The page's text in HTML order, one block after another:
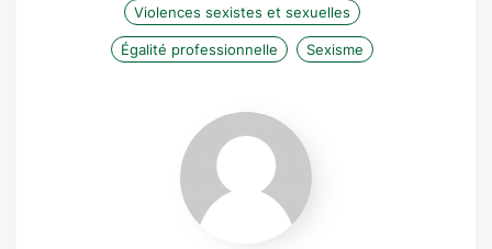
Violences sexistes et sexuelles
Égalité professionnelle Sexisme
Lucille
Wattraint